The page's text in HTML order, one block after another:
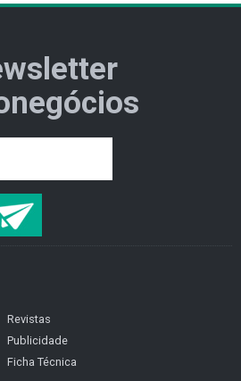
Revistas
Publicidade
Ficha Técnica